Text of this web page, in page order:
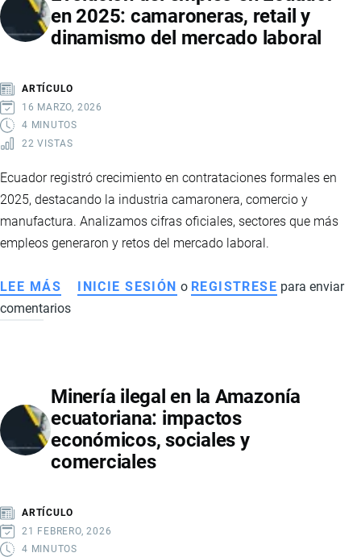
IMPLICACIONES
Y
en 2025: camaroneras, retail y
dinamismo del mercado laboral
ARTÍCULO
16 MARZO, 2026
4 MINUTOS
22 VISTAS
Ecuador registró crecimiento en contrataciones formales en
2025, destacando la industria camaronera, comercio y
manufactura. Analizamos cifras oficiales, sectores que más
empleos generaron y retos del mercado laboral.
LEE MÁS SOBRE
EVOLUCIÓN
ECUADOR
EN
2025:
CAMARONERAS,
DINAMISMO
DEL
INICIE SESIÓN o REGISTRESE para enviar
comentarios
Minería ilegal en la Amazonía
ecuatoriana: impactos
económicos, sociales y
comerciales
ARTÍCULO
21 FEBRERO, 2026
4 MINUTOS